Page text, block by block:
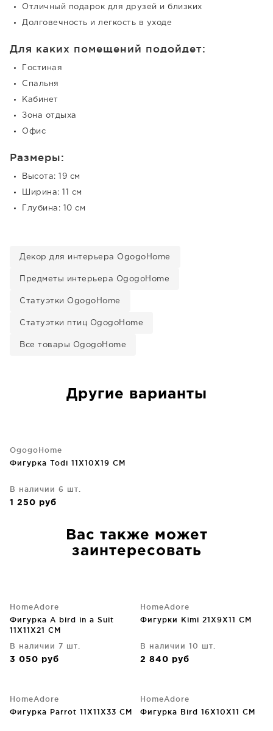
Отличный подарок для друзей и близких
Долговечность и легкость в уходе
Для каких помещений подойдет:
Гостиная
Спальня
Кабинет
Зона отдыха
Офис
Размеры:
Высота: 19 см
Ширина: 11 см
Глубина: 10 см
Декор для интерьера OgogoHome
Предметы интерьера OgogoHome
Статуэтки OgogoHome
Статуэтки птиц OgogoHome
Все товары OgogoHome
Другие варианты
OgogoHome
Фигурка Todi 11X10X19 CM
В наличии 6 шт.
1 250 руб
Вас также может
заинтересовать
HomeAdore
Фигурка A bird in a Suit
11X11X21 CM
В наличии 7 шт.
3 050 руб
HomeAdore
Фигурки Kimi 21X9X11 CM
В наличии 10 шт.
2 840 руб
HomeAdore
Фигурка Parrot 11X11X33 CM
HomeAdore
Фигурка Bird 16X10X11 CM